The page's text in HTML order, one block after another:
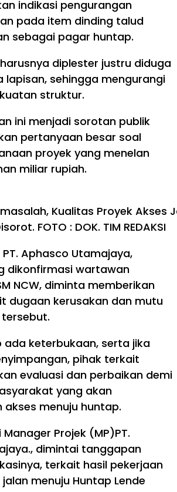
indikasi pengurangan
pada item dinding talud
sebagai pagar huntap.
diplester justru diduga
lapisan, sehingga mengurangi
struktur.
ini menjadi sorotan publik
pertanyaan besar soal
proyek yang menelan
miliar rupiah.
Kualitas Proyek Akses
FOTO : DOK. TIM REDAKSI
Aphasco Utamajaya,
dikonfirmasi wartawan
NCW, diminta memberikan
dugaan kerusakan dan mutu
ada keterbukaan, serta jika
pihak terkait
evaluasi dan perbaikan demi
yang akan
menuju huntap.
Projek (MP)PT.
dimintai tanggapan
terkait hasil pekerjaan
menuju Huntap Lende